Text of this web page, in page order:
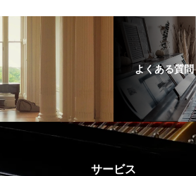
よくある質問
サービス